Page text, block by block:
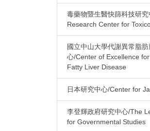
毒藥物暨生醫快篩科技研
Research Center for
國立中山大學代謝異常脂
心/Center of Excellence
Fatty Liver Disease
日本研究中心/Center for
李登輝政府研究中心/The
for Governmental Studies